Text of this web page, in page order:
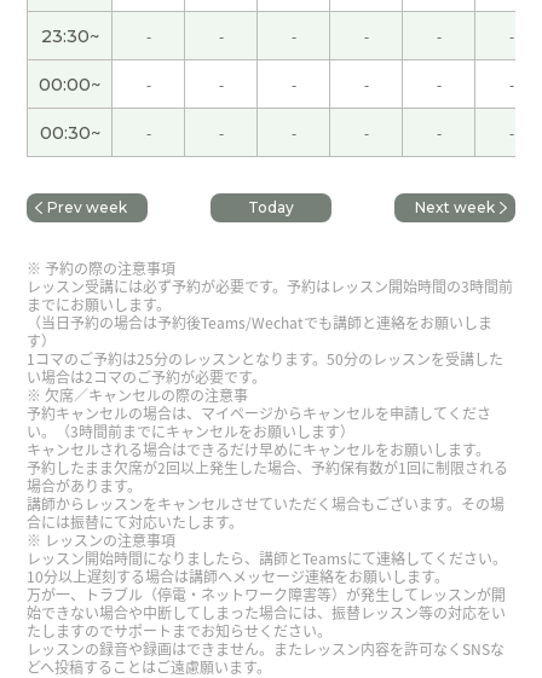
我觉得老师的老公私自买了很多高级刀。
( 60代 男
性 )
要是我的话，我选择堺雅人！他的代表作是“半泽直
树和LEGAL HIGH”( 60代 男性 )
我觉得金枪鱼和山药泥的组合最好，别的都不需
（让）我印象深刻的名字是“くどき上手和酔鯨”(
60代 男性 )
你们喝过了吗？好喝吗？( 60代 男性 )
我的话这么浪漫的句部太好用。( 60代 男性 )
老师酒鬼吗？现在“獭祭、而今、十四代”也喝一点
儿。这些很受欢迎。( 60代 男性 )
老师说的对，我一看就想买。( 60代 男性 )
23:30~ - - - - - -
00:00~ - - - - - -
00:30~ - - - - - -
Prev week Today Next week
予約の際の注意事項
レッスン受講には必ず予約が必要です。予約はレッスン開始時間の3時間前
までにお願いします。
（当日予約の場合は予約後Teams/Wechatでも講師と連絡をお願いしま
す）
1コマのご予約は25分のレッスンとなります。50分のレッスンを受講した
い場合は2コマのご予約が必要です。
欠席／キャンセルの際の注意事
予約キャンセルの場合は、マイページからキャンセルを申請してくださ
い。（3時間前までにキャンセルをお願いします）
キャンセルされる場合はできるだけ早めにキャンセルをお願いします。
予約したまま欠席が2回以上発生した場合、予約保有数が1回に制限される
場合があります。
講師からレッスンをキャンセルさせていただく場合もございます。その場
合には振替にて対応いたします。
レッスンの注意事項
レッスン開始時間になりましたら、講師とTeamsにて連絡してください。
10分以上遅刻する場合は講師へメッセージ連絡をお願いします。
万が一、トラブル（停電・ネットワーク障害等）が発生してレッスンが開
始できない場合や中断してしまった場合には、振替レッスン等の対応をい
たしますのでサポートまでお知らせください。
レッスンの録音や録画はできません。またレッスン内容を許可なくSNSな
どへ投稿することはご遠慮願います。